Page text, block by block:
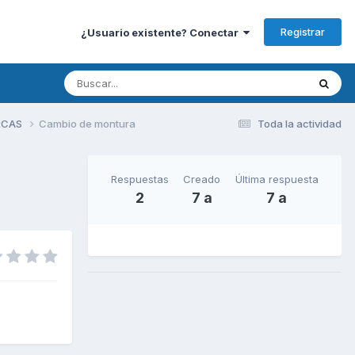
¿Usuario existente? Conectar Registrar
Toda la actividad
Cambio de montura
Respuestas
2
Creado
7 a
Última respuesta
7 a